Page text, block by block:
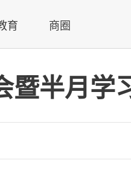
育 商圈
暨半月学